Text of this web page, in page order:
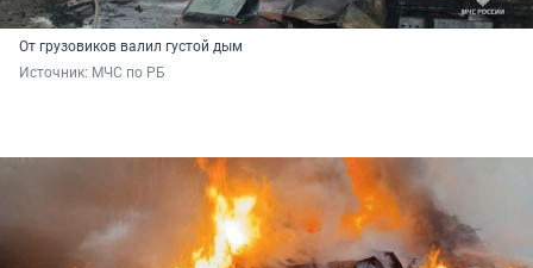
От грузовиков валил густой дым
Источник: МЧС по РБ